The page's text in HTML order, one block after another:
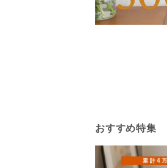
おすすめ特集